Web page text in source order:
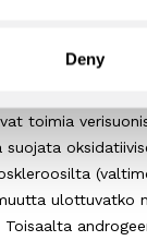
Deny
toimia
suojata
ulottuvatko
Toisaalta